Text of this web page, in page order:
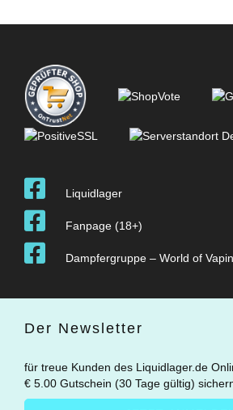
Liquidlager
Fanpage (18+)
Dampfergruppe – World of
Der Newsletter
für treue Kunden des Liquidlager.de
€ 5.00 Gutschein (30 Tage gültig)